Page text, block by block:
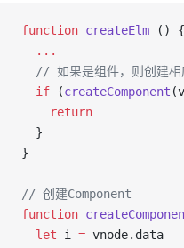
function createElm () {
  ...
// 如果是组件，则创建相
  if
(createComponent
    return
  }
}
// 创建Component
function
  let
i = vnode.data